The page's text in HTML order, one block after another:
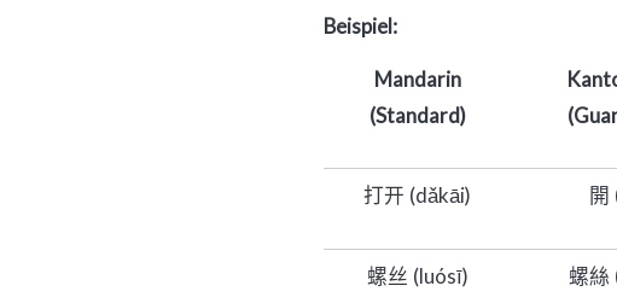
Beispiel:
Mandarin
(Standard)
打开 (dǎkāi) 開
螺丝 (luósī) 螺絲